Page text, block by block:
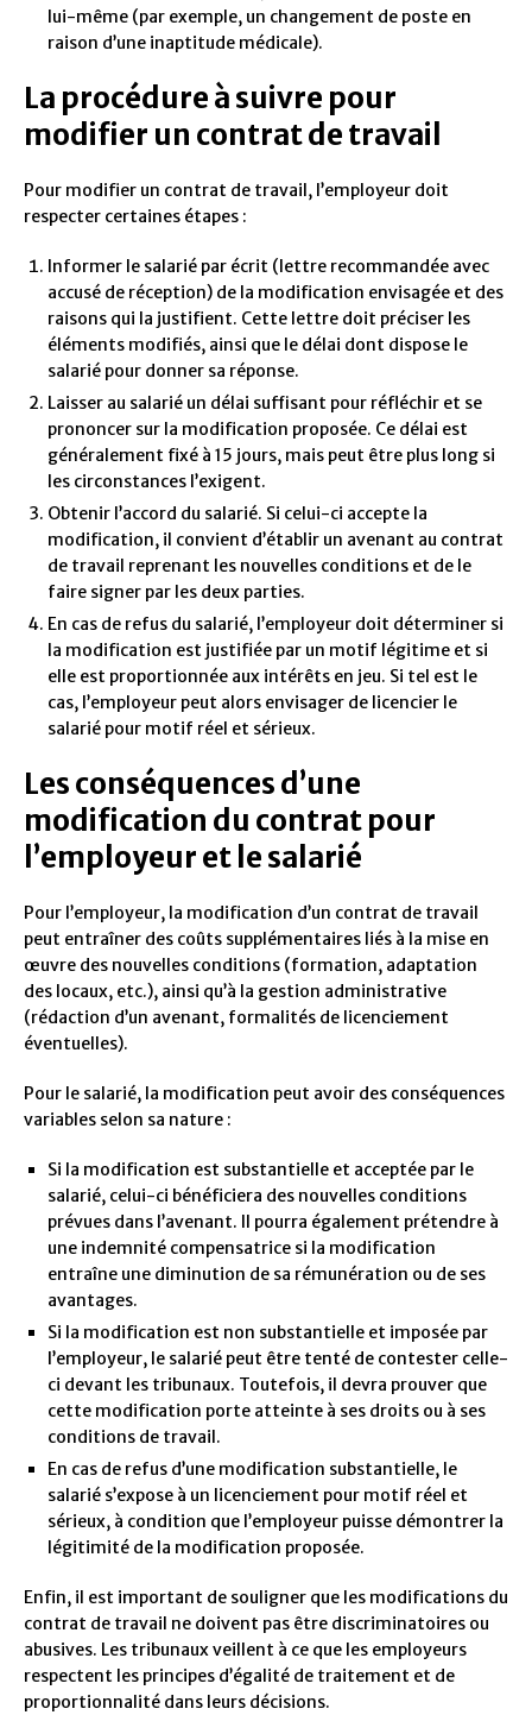
lui-même (par exemple, un changement de poste en
raison d’une inaptitude médicale).
La procédure à suivre pour
modifier un contrat de travail
Pour modifier un contrat de travail, l’employeur doit
respecter certaines étapes :
Informer le salarié par écrit (lettre recommandée avec
accusé de réception) de la modification envisagée et des
raisons qui la justifient. Cette lettre doit préciser les
éléments modifiés, ainsi que le délai dont dispose le
salarié pour donner sa réponse.
Laisser au salarié un délai suffisant pour réfléchir et se
prononcer sur la modification proposée. Ce délai est
généralement fixé à 15 jours, mais peut être plus long si
les circonstances l’exigent.
Obtenir l’accord du salarié. Si celui-ci accepte la
modification, il convient d’établir un avenant au contrat
de travail reprenant les nouvelles conditions et de le
faire signer par les deux parties.
En cas de refus du salarié, l’employeur doit déterminer si
la modification est justifiée par un motif légitime et si
elle est proportionnée aux intérêts en jeu. Si tel est le
cas, l’employeur peut alors envisager de licencier le
salarié pour motif réel et sérieux.
Les conséquences d’une
modification du contrat pour
l’employeur et le salarié
Pour l’employeur, la modification d’un contrat de travail
peut entraîner des coûts supplémentaires liés à la mise en
œuvre des nouvelles conditions (formation, adaptation
des locaux, etc.), ainsi qu’à la gestion administrative
(rédaction d’un avenant, formalités de licenciement
éventuelles).
Pour le salarié, la modification peut avoir des conséquences
variables selon sa nature :
Si la modification est substantielle et acceptée par le
salarié, celui-ci bénéficiera des nouvelles conditions
prévues dans l’avenant. Il pourra également prétendre à
une indemnité compensatrice si la modification
entraîne une diminution de sa rémunération ou de ses
avantages.
Si la modification est non substantielle et imposée par
l’employeur, le salarié peut être tenté de contester celle-
ci devant les tribunaux. Toutefois, il devra prouver que
cette modification porte atteinte à ses droits ou à ses
conditions de travail.
En cas de refus d’une modification substantielle, le
salarié s’expose à un licenciement pour motif réel et
sérieux, à condition que l’employeur puisse démontrer la
légitimité de la modification proposée.
Enfin, il est important de souligner que les modifications du
contrat de travail ne doivent pas être discriminatoires ou
abusives. Les tribunaux veillent à ce que les employeurs
respectent les principes d’égalité de traitement et de
proportionnalité dans leurs décisions.